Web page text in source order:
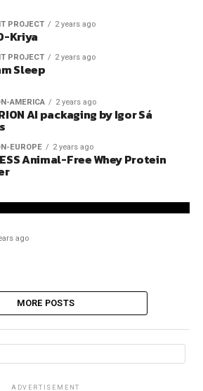
PROJECT 2 years ago
Kriya
PROJECT 2 years ago
Sleep
AMERICA 2 years ago
AI packaging by Igor Sá
EUROPE 2 years ago
Animal-Free Whey Protein
ago
MORE POSTS
ADVERTISEMENT